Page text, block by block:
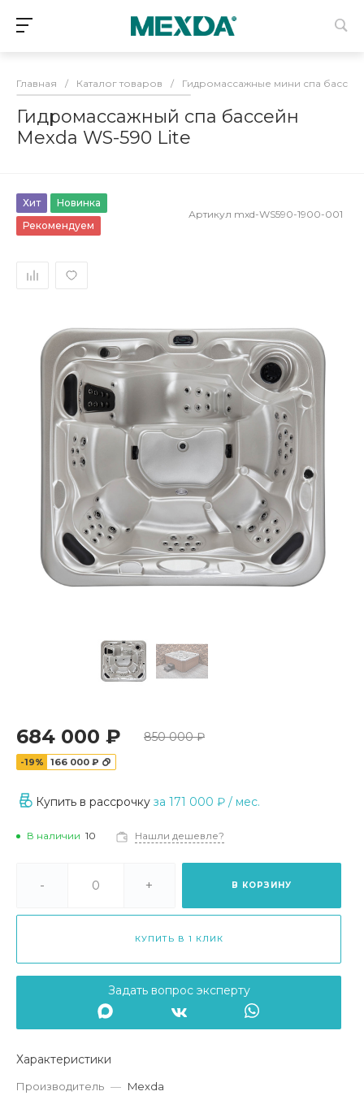
Главная / Каталог товаров / Гидромассажные мини спа
Гидромассажный спа бассейн
Mexda WS-590 Lite
Хит
Новинка
Рекомендуем
Артикул mxd-WS590-1900-001
684 000 ₽ 850 000 ₽
-19% 166 000 ₽
Купить в рассрочку за 171 000 ₽ / мес.
В наличии 10 Нашли дешевле?
- + В КОРЗИНУ
КУПИТЬ В 1 КЛИК
Задать вопрос эксперту
Характеристики
Производитель — Mexda